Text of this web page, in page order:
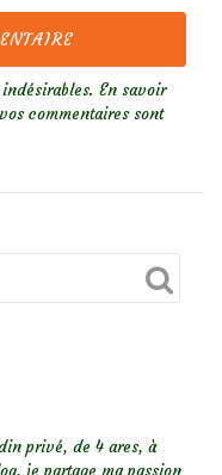
En savoir
commentaires sont
privé, de 4 ares, à
je partage ma passion